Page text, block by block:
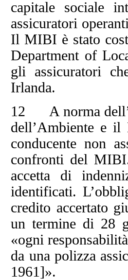
capitale sociale
assicuratori
Il MIBI è stato
Department of
gli assicuratori
Irlanda.
12 A norma
dell’Ambiente e
conducente non
confronti del
accetta di
identificati.
credito accertato
un termine di 28
«ogni
da una polizza
1961]».